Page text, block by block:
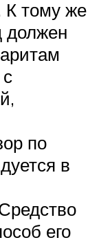
К тому же
должен
по
в
его